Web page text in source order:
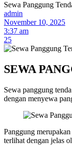
Sewa Panggung
admin
November 10, 2025
3:37 am
25
SEWA
Sewa panggung
dengan menyewa
Panggung
terlihat dengan jelas